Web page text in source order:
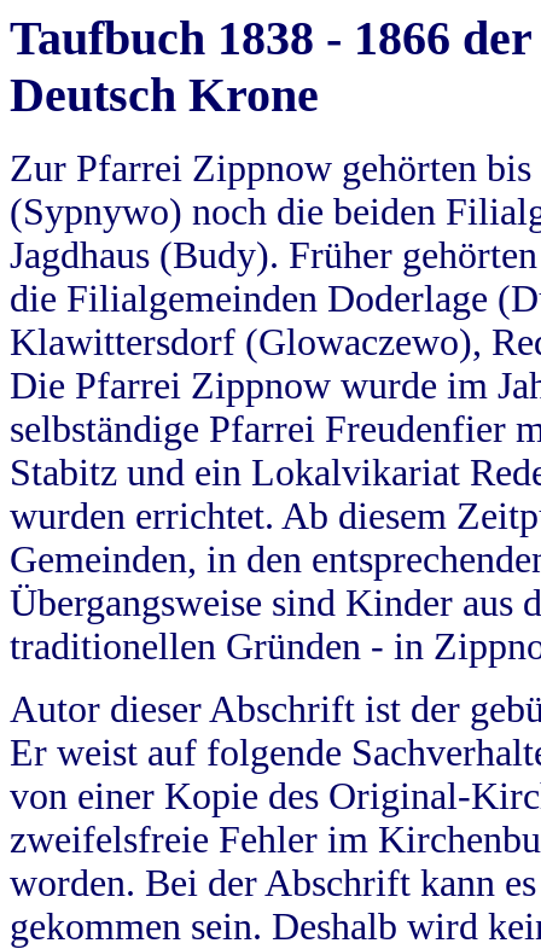
Taufbuch 1838 - 1866
Deutsch Krone
Zur Pfarrei Zippnow gehörten
(Sypnywo) noch die beiden
Jagdhaus (Budy). Früher
die Filialgemeinden Doderlage
Klawittersdorf (Glowaczewo),
Die Pfarrei Zippnow wurde im
selbständige Pfarrei Freudenfier
Stabitz und ein Lokalvikariat
wurden errichtet. Ab diesem
Gemeinden, in den
Übergangsweise sind Kinder aus
traditionellen Gründen - in
Autor dieser Abschrift ist der
Er weist auf folgende
von einer Kopie des Original-
zweifelsfreie Fehler im
worden. Bei der Abschrift kann
gekommen sein. Deshalb wird